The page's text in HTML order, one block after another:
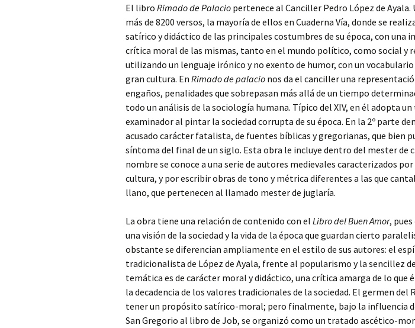
El libro Rimado de Palacio pertenece al Canciller Pedro López de Ayala.
más de 8200 versos, la mayoría de ellos en Cuaderna Vía, donde se
satírico y didáctico de las principales costumbres de su época, con una
crítica moral de las mismas, tanto en el mundo político, como social y
utilizando un lenguaje irónico y no exento de humor, con un vocabulario
gran cultura. En Rimado de palacio nos da el canciller una
engaños, penalidades que sobrepasan más allá de un tiempo
todo un análisis de la sociología humana. Típico del XIV, en él adopta
examinador al pintar la sociedad corrupta de su época. En la 2º parte
acusado carácter fatalista, de fuentes bíblicas y gregorianas, que bien
síntoma del final de un siglo. Esta obra le incluye dentro del mester de
nombre se conoce a una serie de autores medievales caracterizados
cultura, y por escribir obras de tono y métrica diferentes a las que
llano, que pertenecen al llamado mester de juglaría.
La obra tiene una relación de contenido con el Libro del Buen Amor,
una visión de la sociedad y la vida de la época que guardan cierto
obstante se diferencian ampliamente en el estilo de sus autores: el
tradicionalista de López de Ayala, frente al popularismo y la sencillez
temática es de carácter moral y didáctico, una crítica amarga de lo que
la decadencia de los valores tradicionales de la sociedad. El germen del
tener un propósito satírico-moral; pero finalmente, bajo la influencia
San Gregorio al libro de Job, se organizó como un tratado ascético-